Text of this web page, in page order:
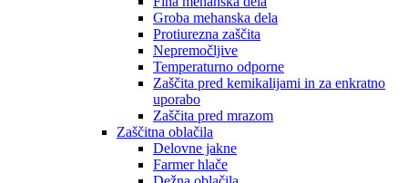
Groba mehanska dela
Protiurezna zaščita
Nepremočljive
Temperaturno odporne
Zaščita pred kemikalijami in za enkratno
uporabo
Zaščita pred mrazom
Zaščitna oblačila
Delovne jakne
Farmer hlače